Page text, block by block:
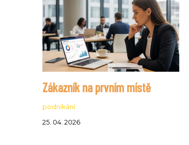
Zákazník na prvním místě
podnikání
25. 04. 2026